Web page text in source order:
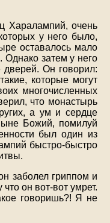
Харалампий, очень
у него было,
оставалось мало
затем у него
дверей. Он говорил:
которые могут
многочисленных
что монастырь
а ум и сердце
Божий, помилуй
был один из
быстро-быстро
заболел гриппом и
он вот-вот умрет.
говоришь?! Я не